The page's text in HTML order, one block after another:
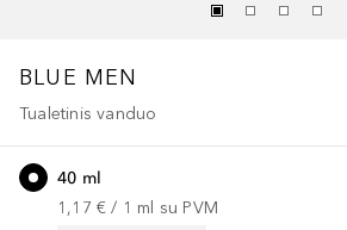
BLUE MEN
Tualetinis vanduo
40 ml
1,17 € / 1 ml su PVM